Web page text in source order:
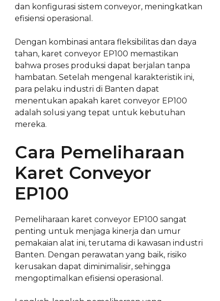
dan konfigurasi sistem conveyor, meningkatkan
efisiensi operasional.
Dengan kombinasi antara fleksibilitas dan daya
tahan, karet conveyor EP100 memastikan
bahwa proses produksi dapat berjalan tanpa
hambatan. Setelah mengenal karakteristik ini,
para pelaku industri di Banten dapat
menentukan apakah karet conveyor EP100
adalah solusi yang tepat untuk kebutuhan
mereka.
Cara Pemeliharaan
Karet Conveyor
EP100
Pemeliharaan karet conveyor EP100 sangat
penting untuk menjaga kinerja dan umur
pemakaian alat ini, terutama di kawasan industri
Banten. Dengan perawatan yang baik, risiko
kerusakan dapat diminimalisir, sehingga
mengoptimalkan efisiensi operasional.